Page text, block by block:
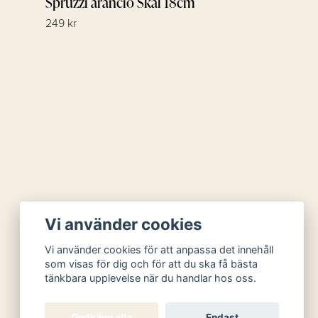
249 kr
Vi använder cookies
Vi använder cookies för att anpassa det innehåll
som visas för dig och för att du ska få bästa
tänkbara upplevelse när du handlar hos oss.